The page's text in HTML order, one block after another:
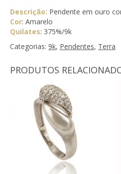
Descrição: Pendente em ouro
Cor: Amarelo
Quilates: 375%/9k
Categorias: 9k, Pendentes, Terra
PRODUTOS